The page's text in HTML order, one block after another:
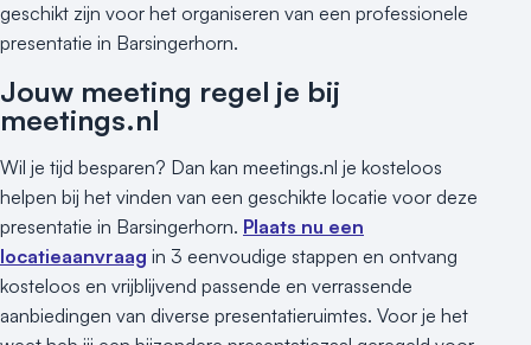
Locaties aan zee
Museum
Theater
Varende locatie
geschikt zijn voor het organiseren van een professionele
presentatie in Barsingerhorn.
Jouw meeting regel je bij
meetings.nl
Wil je tijd besparen? Dan kan meetings.nl je kosteloos
helpen bij het vinden van een geschikte locatie voor deze
presentatie in Barsingerhorn. Plaats nu een
locatieaanvraag in 3 eenvoudige stappen en ontvang
kosteloos en vrijblijvend passende en verrassende
aanbiedingen van diverse presentatieruimtes. Voor je het